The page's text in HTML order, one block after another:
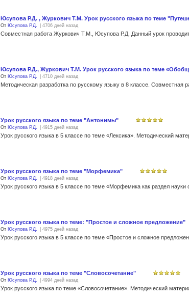
Юсупова Р.Д. , Журкович Т.М. Урок русского языка по теме
От Юсупова Р.Д. | 4706 дней назад
Юсупова Р.Д., Журкович Т.М. Урок русского языка по теме
От Юсупова Р.Д. | 4710 дней назад
Урок русского языка по теме "Антонимы"
От Юсупова Р.Д. | 4915 дней назад
Урок русского языка по теме "Морфемика"
От Юсупова Р.Д. | 4918 дней назад
Урок русского языка по теме: "Простое и сложное предложение"
От Юсупова Р.Д. | 4975 дней назад
Урок русского языка по теме "Словосочетание"
От Юсупова Р.Д. | 4994 дней назад